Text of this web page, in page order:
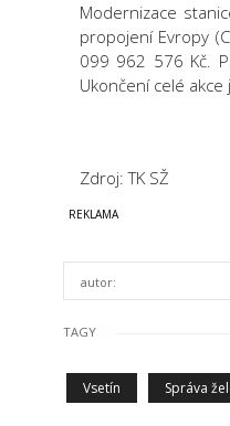
Modernizace
propojení Evropy
099 962 576 Kč.
Ukončení celé
Zdroj: TK SŽ
autor:
TAGY
Vsetín Správa